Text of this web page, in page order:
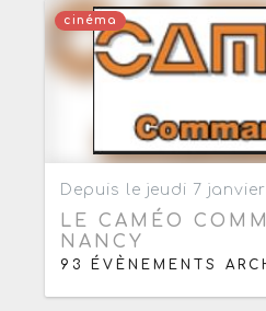
cinéma
Depuis le jeudi 7 janvier
LE CAMÉO
NANCY
93 ÉVÈNEMENTS